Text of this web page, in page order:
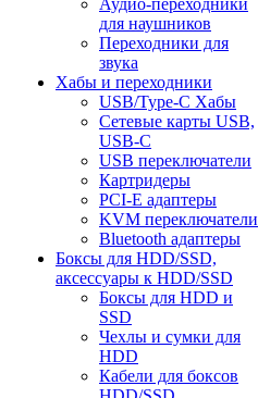
Аудио-переходники
для наушников
Переходники для
звука
Хабы и переходники
USB/Type-C Хабы
Сетевые карты USB,
USB-C
USB переключатели
Картридеры
PCI-E адаптеры
KVM переключатели
Bluetooth адаптеры
Боксы для HDD/SSD,
аксессуары к HDD/SSD
Боксы для HDD и
SSD
Чехлы и сумки для
HDD
Кабели для боксов